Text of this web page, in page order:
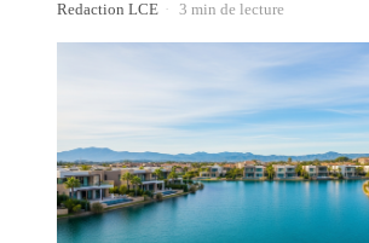
Redaction LCE 3 min de lecture